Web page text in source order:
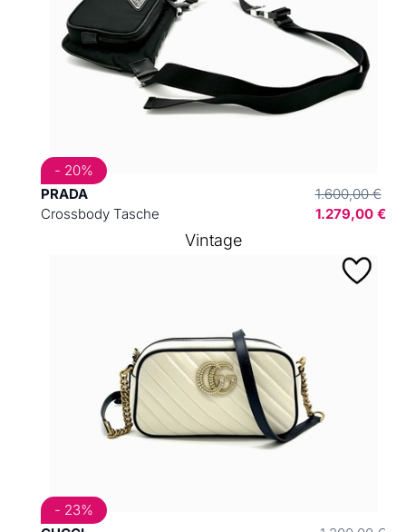
PRADA
Crossbody Tasche
1.600,00 €
1.279,00 €
- 20%
- 23%
Vintage